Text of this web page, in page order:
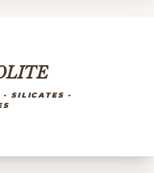
- SILICATES -